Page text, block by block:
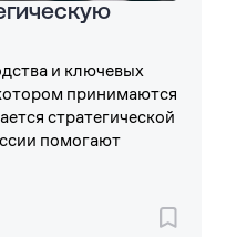
и ключевых
принимаются
стратегической
помогают